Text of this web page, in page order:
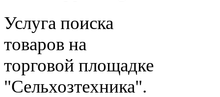
Услуга поиска
товаров на
торговой площадке
"Сельхозтехника".